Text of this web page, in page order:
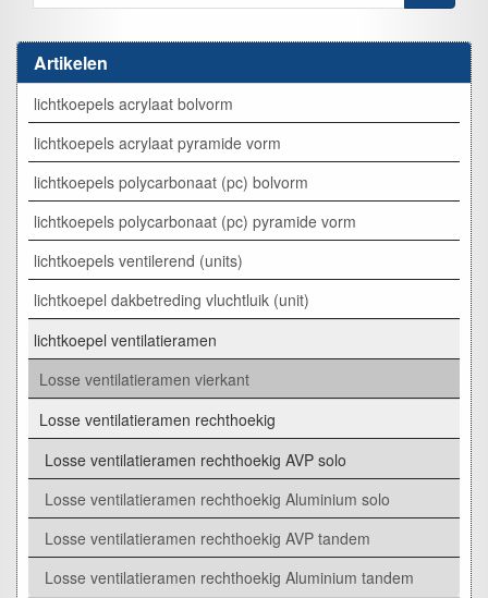
Artikelen
lichtkoepels acrylaat bolvorm
lichtkoepels acrylaat pyramide vorm
lichtkoepels polycarbonaat (pc) bolvorm
lichtkoepels polycarbonaat (pc) pyramide vorm
lichtkoepels ventilerend (units)
lichtkoepel dakbetreding vluchtluik (unit)
lichtkoepel ventilatieramen
Losse ventilatieramen vierkant
Losse ventilatieramen rechthoekig
Losse ventilatieramen rechthoekig AVP solo
Losse ventilatieramen rechthoekig Aluminium solo
Losse ventilatieramen rechthoekig AVP tandem
Losse ventilatieramen rechthoekig Aluminium tandem